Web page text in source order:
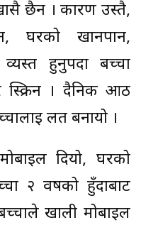
छैन । कारण उस्तै,
घरको खानपान,
हुनुपर्दा बच्चा
स्क्रिन । दैनिक आठ
लत बनायो ।
दियो, घरको
२ वर्षको हुँदाबाट
खाली मोबाइल